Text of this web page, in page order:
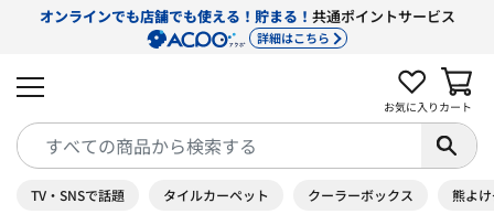
オンラインでも店舗でも使える！貯まる！ 共通ポイントサービス
詳細はこちら
お気に入り カート
TV・SNSで話題 タイルカーペット クーラーボックス 熊よ